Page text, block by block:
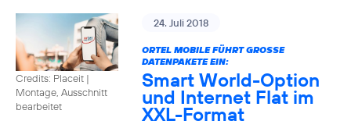
Credits: Placeit |
Montage, Ausschnitt
bearbeitet
24. Juli 2018
ORTEL MOBILE FÜHRT GROSSE D
ATENPAKETE EIN:
Smart World-Option
und Internet Flat im
XXL-Format